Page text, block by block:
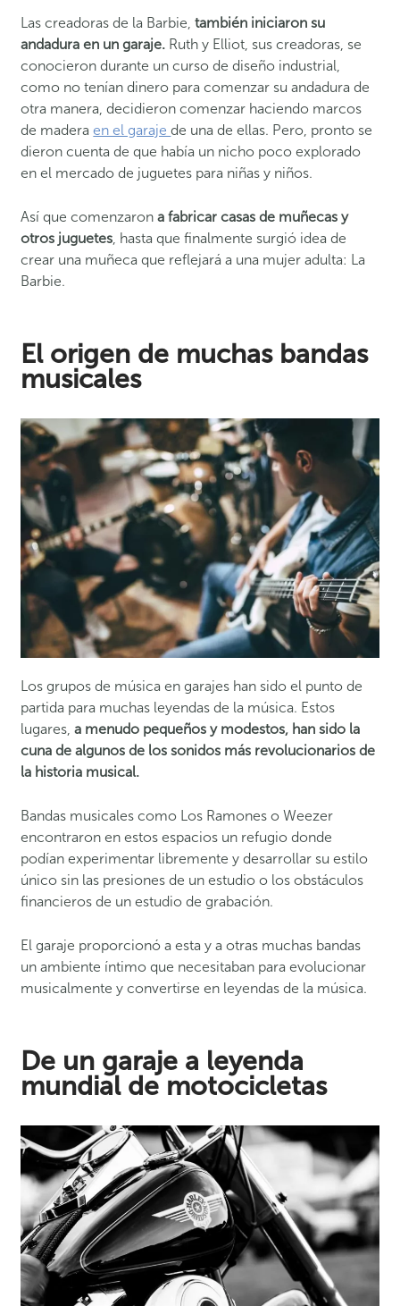
Las creadoras de la Barbie,también iniciaron su
andadura en un garaje. Ruth y Elliot, sus creadoras, se
conocieron durante un curso de diseño industrial,
como no tenían dinero para comenzar su andadura de
otra manera, decidieron comenzar haciendo marcos
de maderaen el garajede una de ellas. Pero, pronto se
dieron cuenta de que había un nicho poco explorado
en el mercado de juguetes para niñas y niños.
Así que comenzaron a fabricar casas de muñecas y
otros juguetes, hasta que finalmente surgió idea de
crear una muñeca que reflejará a una mujer adulta: La
Barbie.
El origen de muchas bandas
musicales
Los grupos de música en garajes han sido el punto de
partida para muchas leyendas de la música. Estos
lugares,a menudo pequeños y modestos, han sido la
cuna de algunos de los sonidos más revolucionarios de
la historia musical.
Bandas musicales como Los Ramones o Weezer
encontraron en estos espacios un refugio donde
podían experimentar libremente y desarrollar su estilo
único sin las presiones de un estudio o los obstáculos
financieros de un estudio de grabación.
El garaje proporcionó a esta y a otras muchas bandas
un ambiente íntimo que necesitaban para evolucionar
musicalmente y convertirse en leyendas de la música.
De un garaje a leyenda
mundial de motocicletas